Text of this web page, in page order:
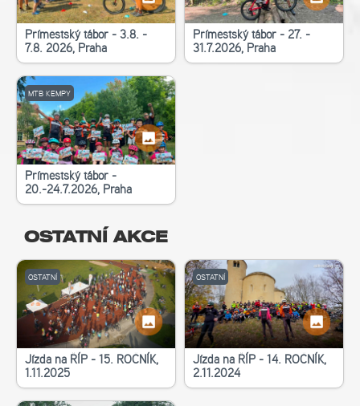
Příměstský tábor - 3.8. -
7.8. 2026, Praha
Příměstský tábor - 27. -
31.7.2026, Praha
MTB KEMPY
Příměstský tábor -
20.-24.7.2026, Praha
OSTATNÍ AKCE
OSTATNÍ
Jízda na ŘÍP - 15. ROČNÍK,
1.11.2025
OSTATNÍ
Jízda na ŘÍP - 14. ROČNÍK,
2.11.2024